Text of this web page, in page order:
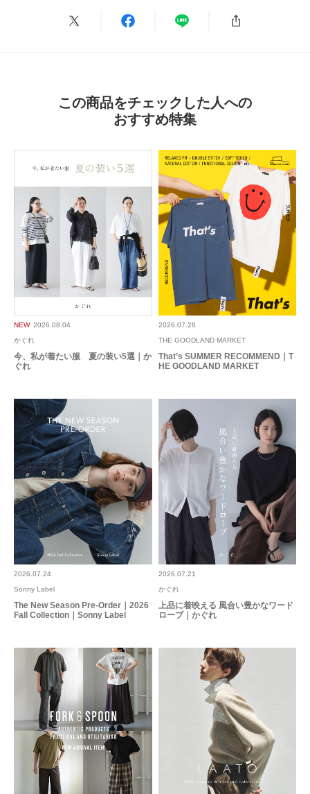
試着したらよかったんですが
くろねこ
試着したときは可愛い軽い涼しい最高！と思ったんですが、洗濯するとシワ
を伸ばして干してもしっわしわになります。アイロン必須です。手間をかけ
れる人には良いと思いますが、手間に時間をかけたくない人にはおすすめし
ません。
2026.7.13
良い
色：INDIGO/サイズ：Free
ここ
足のサイズ:23.5cm 年代: 性別:
女性
身長:151～155cm 体型:
シーン:プライベート サイズ感:ちょうど良い
使いやすさ:良い
夏場にデニム暑いのでこれは涼しく着れそうです。はきやすく生地も薄くて
参考になった 2 Like! 1
暑い夏にぴったりの綺麗目のデニムパンツ
色：INDIGO/ サイズ：Free
なお
この商品をチェックした人への
おすすめ特集
NEW 2026.08.04
かぐれ
今、私が着たい服 夏の装い5選｜か
ぐれ
2026.07.28
THE GOODLAND MARKET
That’s SUMMER RECOMMEND｜T
HE GOODLAND MARKET
2026.07.24
Sonny Label
The New Season Pre-Order｜2026
Fall Collection｜Sonny Label
2026.07.21
かぐれ
上品に着映える 風合い豊かなワード
ローブ｜かぐれ